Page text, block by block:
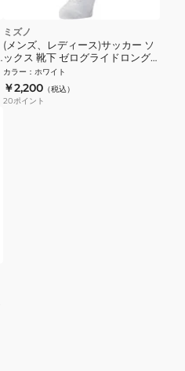
ミズノ
(メンズ、レディース)サッカー ソ
ックス 靴下 ゼログライドロング
ストッキング P2MX250101
カラー ： ホワイト
￥2,200 （税込）
20ポイント